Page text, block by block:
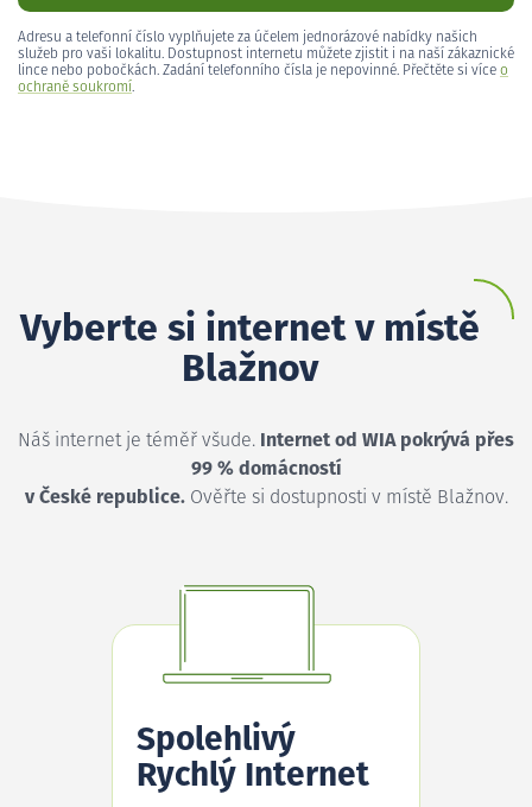
Adresu a telefonní číslo vyplňujete za účelem jednorázové nabídky našich
služeb pro vaši lokalitu. Dostupnost internetu můžete zjistit i na naší zákaznické
lince nebo pobočkách. Zadání telefonního čísla je nepovinné. Přečtěte si více o
ochraně soukromí.
Vyberte si internet v místě
Blažnov
Náš internet je téměř všude. Internet od WIA pokrývá přes
99 % domácností
v České republice.Ověřte si dostupnosti v místě Blažnov.
Spolehlivý
Rychlý Internet